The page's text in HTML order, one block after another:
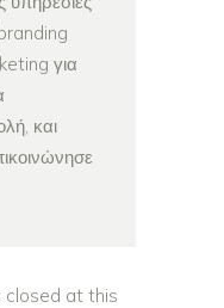
για
και
closed at this